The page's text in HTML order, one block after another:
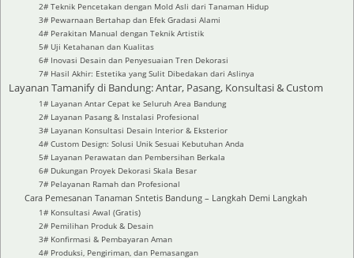
2# Teknik Pencetakan dengan Mold Asli dari Tanaman Hidup
3# Pewarnaan Bertahap dan Efek Gradasi Alami
4# Perakitan Manual dengan Teknik Artistik
5# Uji Ketahanan dan Kualitas
6# Inovasi Desain dan Penyesuaian Tren Dekorasi
7# Hasil Akhir: Estetika yang Sulit Dibedakan dari Aslinya
Layanan Tamanify di Bandung: Antar, Pasang, Konsultasi & Custom
1# Layanan Antar Cepat ke Seluruh Area Bandung
2# Layanan Pasang & Instalasi Profesional
3# Layanan Konsultasi Desain Interior & Eksterior
4# Custom Design: Solusi Unik Sesuai Kebutuhan Anda
5# Layanan Perawatan dan Pembersihan Berkala
6# Dukungan Proyek Dekorasi Skala Besar
7# Pelayanan Ramah dan Profesional
Cara Pemesanan Tanaman Sntetis Bandung – Langkah Demi Langkah
1# Konsultasi Awal (Gratis)
2# Pemilihan Produk & Desain
3# Konfirmasi & Pembayaran Aman
4# Produksi, Pengiriman, dan Pemasangan